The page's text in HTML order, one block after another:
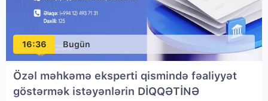
16:36 Bugün
Özəl məhkəmə eksperti qismində fəaliyyət
göstərmək istəyənlərin DİQQƏTİNƏ